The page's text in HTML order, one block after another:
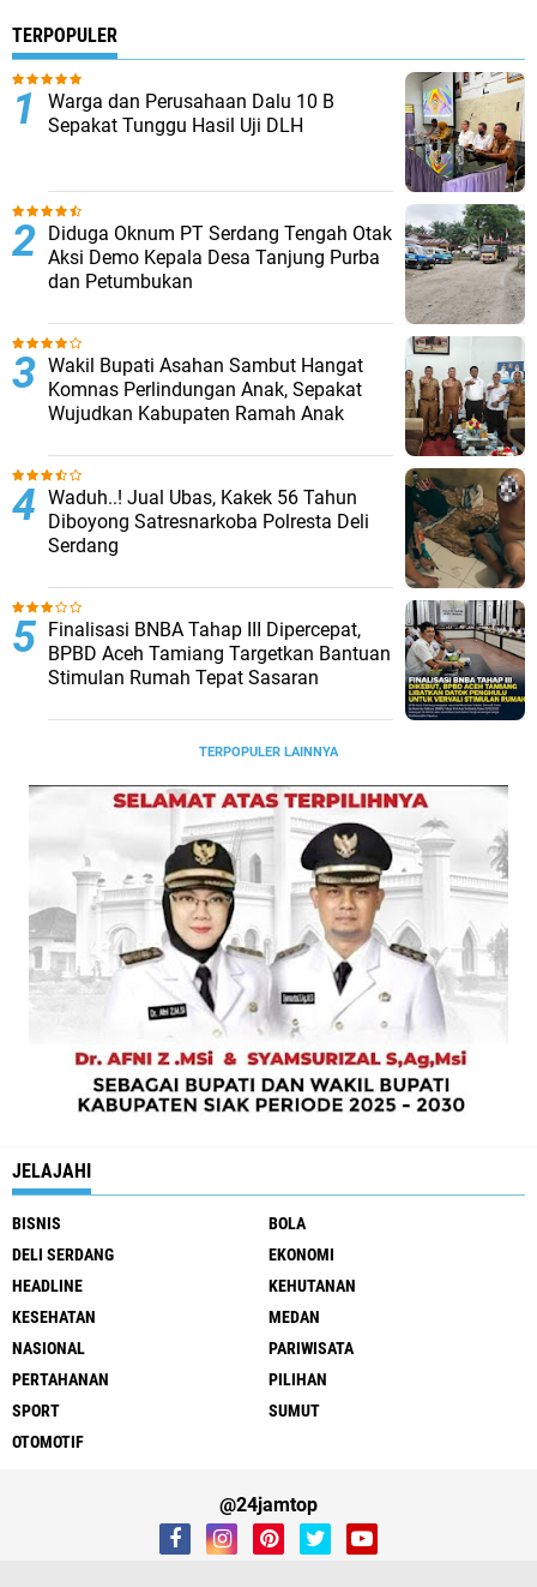
TERPOPULER
Warga dan Perusahaan Dalu 10 B
Sepakat Tunggu Hasil Uji DLH
Diduga Oknum PT Serdang Tengah Otak
Aksi Demo Kepala Desa Tanjung Purba
dan Petumbukan
Wakil Bupati Asahan Sambut Hangat
Komnas Perlindungan Anak, Sepakat
Wujudkan Kabupaten Ramah Anak
Waduh..! Jual Ubas, Kakek 56 Tahun
Diboyong Satresnarkoba Polresta Deli
Serdang
Finalisasi BNBA Tahap III Dipercepat,
BPBD Aceh Tamiang Targetkan Bantuan
Stimulan Rumah Tepat Sasaran
TERPOPULER LAINNYA
JELAJAHI
BISNIS
BOLA
DELI SERDANG
EKONOMI
HEADLINE
KEHUTANAN
KESEHATAN
MEDAN
NASIONAL
PARIWISATA
PERTAHANAN
PILIHAN
SPORT
SUMUT
OTOMOTIF
@24jamtop